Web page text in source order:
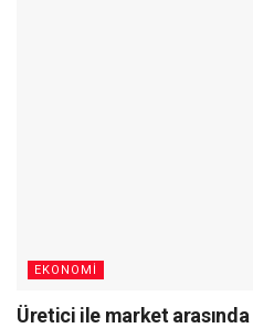
EKONOMI
Üretici ile market